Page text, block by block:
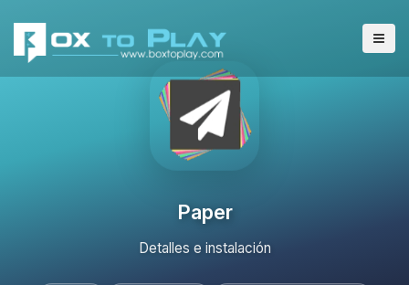
Paper
Detalles e instalación